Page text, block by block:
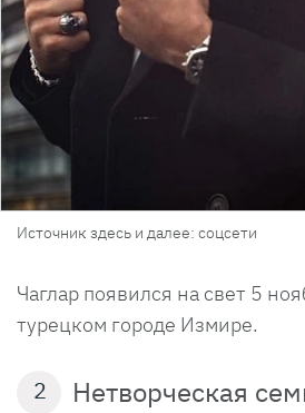
Источник здесь и далее: соцсети
Чаглар появился на свет 5
турецком городе Измире.
2 Нетворческая